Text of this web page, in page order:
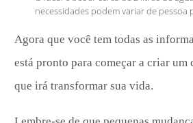
necessidades podem variar de pessoa
Agora que você tem todas as
está pronto para começar a criar um
que irá transformar sua vida.